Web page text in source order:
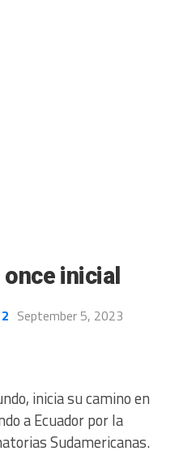
inicial
September 5, 2023
inicia su camino en
a Ecuador por la
Sudamericanas.